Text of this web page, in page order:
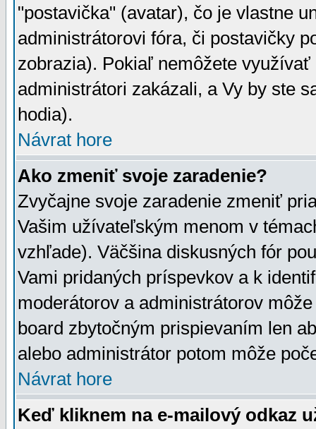
"postavička" (avatar), čo je vlastne
administrátorovi fóra, či postavičky
zobrazia). Pokiaľ nemôžete
administrátori zakázali, a Vy by ste
hodia).
Návrat hore
Ako zmeniť svoje zaradenie?
Zvyčajne svoje zaradenie zmeniť
Vašim užívateľským menom v
vzhľade). Väčšina diskusných fór
Vami pridaných príspevkov a k
moderátorov a administrátorov
board zbytočným prispievaním len
alebo administrátor potom môže
Návrat hore
Keď kliknem na e-mailový odkaz